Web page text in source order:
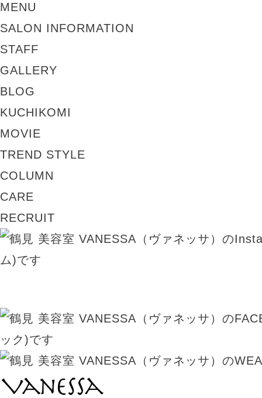
MENU
SALON INFORMATION
STAFF
GALLERY
BLOG
KUCHIKOMI
MOVIE
TREND STYLE
COLUMN
CARE
RECRUIT